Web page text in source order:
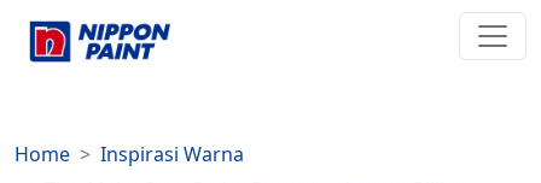
Home
Inspirasi Warna